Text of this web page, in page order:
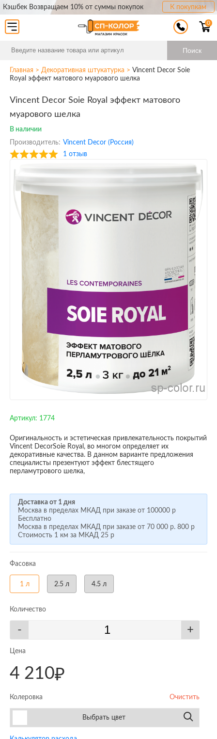
Кэшбек Возвращаем 10% от суммы покупок К покупкам
Поиск
0
Главная > Декоративная штукатурка > Vincent Decor Soie
Royal эффект матового муарового шелка
Vincent Decor Soie Royal эффект матового
муарового шелка
В наличии
Производитель: Vincent Decor (Россия)
1 отзыв
Артикул: 1774
Оригинальность и эстетическая привлекательность покрытий
Vincent DecorSoie Royal, во многом определяет их
декоративные качества. В данном варианте предложения
специалисты презентуют эффект блестящего
перламутрового шелка,
Доставка от 1 дня
Москва в пределах МКАД при заказе от 100000 р
Бесплатно
Москва в пределах МКАД при заказе от 70 000 р. 800 р
Стоимость 1 км за МКАД 25 р
Фасовка
1 л 2.5 л 4.5 л
Количество
- +
Цена
4 210₽
Колеровка Очистить
Выбрать цвет